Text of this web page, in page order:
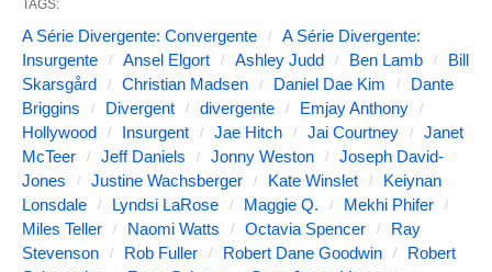
a
s
s
e
g
u
i
n
TAGS:
A Série Divergente: Convergente
A Série Divergente:
Insurgente
Ansel Elgort Ashley Judd Ben Lamb
Bill
Skarsgård
Christian Madsen Daniel Dae Kim
Dante
Briggins
Divergent divergente
Emjay Anthony
Hollywood
Insurgent Jae Hitch Jai Courtney
Janet
McTeer
Jeff Daniels Jonny Weston
Joseph David-
Jones
Justine Wachsberger Kate Winslet
Keiynan
Lonsdale
Lyndsi LaRose Maggie Q.
Mekhi Phifer
Miles Teller
Naomi Watts Octavia Spencer
Ray
Stevenson
Rob Fuller Robert Dane Goodwin
Robert